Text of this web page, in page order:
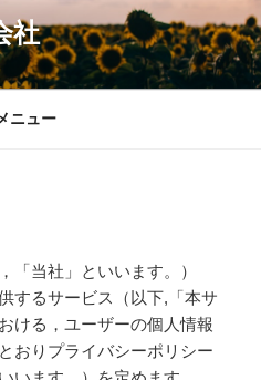
社
ニュー
「当社」といいます。）
するサービス（以下,「本サ
ける，ユーザーの個人情報
おりプライバシーポリシー